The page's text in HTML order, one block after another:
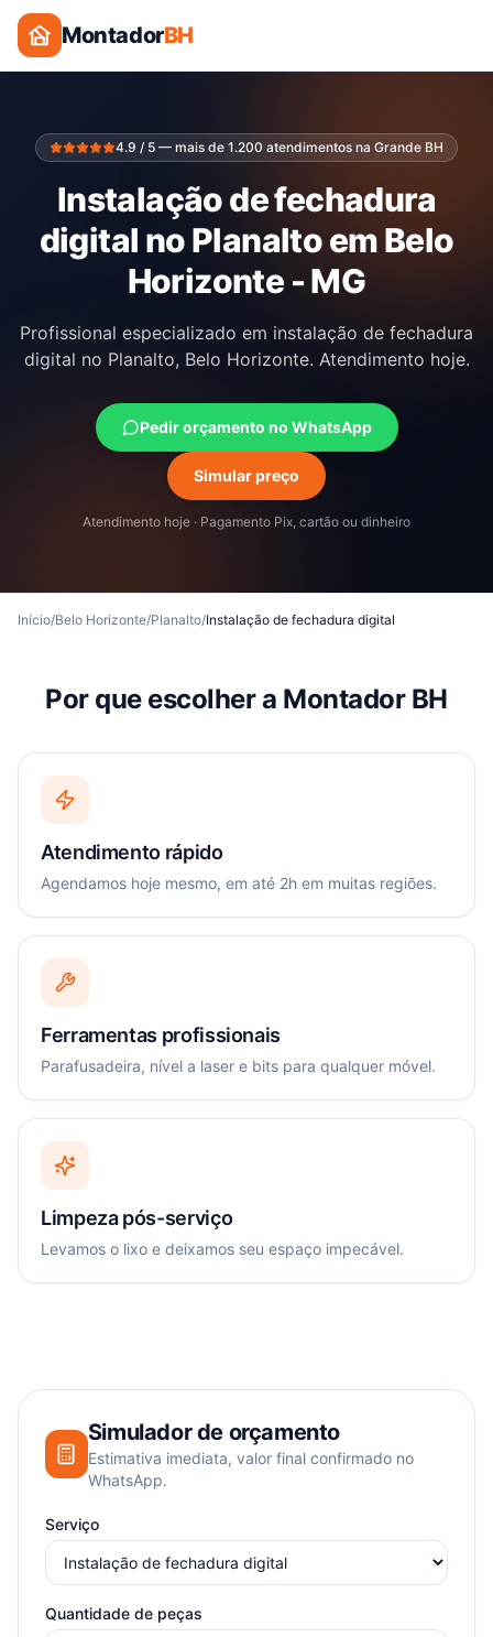
MontadorBH
4.9 / 5 — mais de 1.200 atendimentos na Grande BH
Instalação de fechadura
digital no Planalto em Belo
Horizonte - MG
Profissional especializado em instalação de fechadura
digital no Planalto, Belo Horizonte. Atendimento hoje.
Pedir orçamento no WhatsApp
Simular preço
Atendimento hoje · Pagamento Pix, cartão ou dinheiro
Início/Belo Horizonte/Planalto/Instalação de fechadura digital
Por que escolher a Montador BH
Atendimento rápido
Agendamos hoje mesmo, em até 2h em muitas regiões.
Ferramentas profissionais
Parafusadeira, nível a laser e bits para qualquer móvel.
Limpeza pós-serviço
Levamos o lixo e deixamos seu espaço impecável.
Simulador de orçamento
Estimativa imediata, valor final confirmado no
WhatsApp.
Serviço
Quantidade de peças